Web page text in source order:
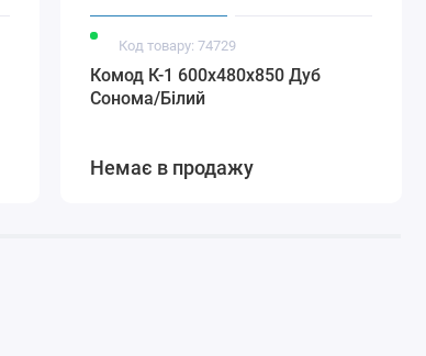
Код товару: 74729
Комод К-1 600x480x850 Дуб
Сонома/Білий
Немає в продажу